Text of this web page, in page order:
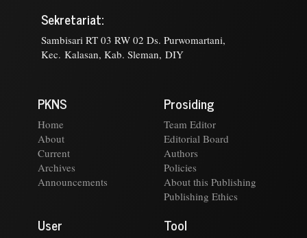
Sekretariat:
Sambisari RT 03 RW 02 Ds. Purwomartani,
Kec. Kalasan, Kab. Sleman, DIY
PKNS
Home
About
Current
Archives
Announcements
Prosiding
Team Editor
Editorial Board
Authors
Policies
About this Publishing
Publishing Ethics
User Tool